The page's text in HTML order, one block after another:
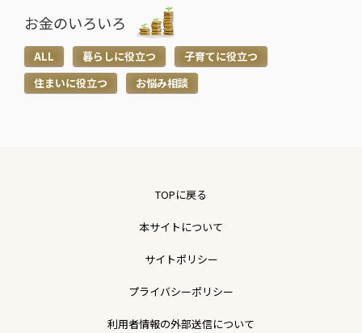
お金のいろいろ
ALL 暮らしに役立つ
子育てに役立つ
住まいに役立つ
お悩み相談
TOPに戻る
本サイトについて
サイトポリシー
プライバシーポリシー
利用者情報の外部送信について